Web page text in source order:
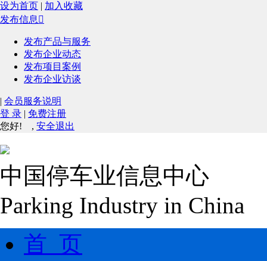
设为首页 | 加入收藏
发布信息 
发布产品与服务
发布企业动态
发布项目案例
发布企业访谈
| 会员服务说明
登 录 | 免费注册
您好!
, 安全退出
中国停车业信息中心
Parking Industry in China
首 页